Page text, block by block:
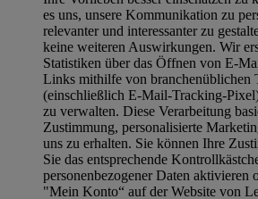
es uns, unsere Kommunikation zu
relevanter und interessanter zu
keine weiteren Auswirkungen. Wir
Statistiken über das Öffnen von E-
Links mithilfe von branchenüblichen
(einschließlich E-Mail-Tracking-
zu verwalten. Diese Verarbeitung
Zustimmung, personalisierte
uns zu erhalten. Sie können Ihre
Sie das entsprechende
personenbezogener Daten aktivieren
"Mein Konto“ auf der Website von